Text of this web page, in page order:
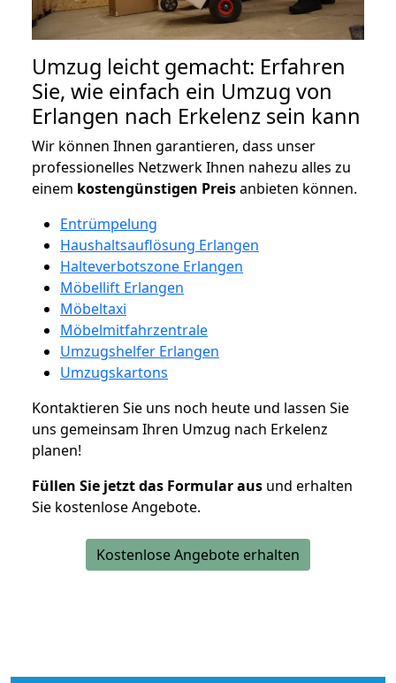
Umzug leicht gemacht: Erfahren
Sie, wie einfach ein Umzug von
Erlangen nach Erkelenz sein kann
Wir können Ihnen garantieren, dass unser
professionelles Netzwerk Ihnen nahezu alles zu
einem kostengünstigen Preisanbieten können.
Entrümpelung
Haushaltsauflösung Erlangen
Halteverbotszone Erlangen
Möbellift Erlangen
Möbeltaxi
Möbelmitfahrzentrale
Umzugshelfer Erlangen
Umzugskartons
Kontaktieren Sie uns noch heute und lassen Sie
uns gemeinsam Ihren Umzug nach Erkelenz
planen!
Füllen Sie jetzt das Formular aus und erhalten
Sie kostenlose Angebote.
Kostenlose Angebote erhalten